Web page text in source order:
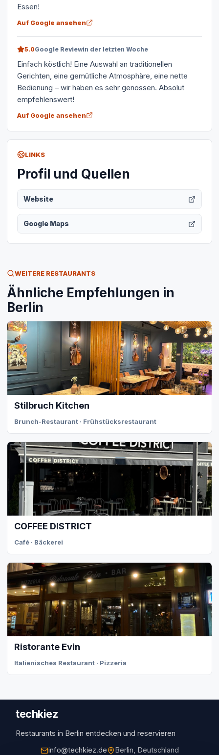
Essen!
Auf Google ansehen
5.0Google Reviewin der letzten Woche
Einfach köstlich! Eine Auswahl an traditionellen
Gerichten, eine gemütliche Atmosphäre, eine nette
Bedienung – wir haben es sehr genossen. Absolut
empfehlenswert!
Auf Google ansehen
LINKS
Profil und Quellen
Website
Google Maps
WEITERE RESTAURANTS
Ähnliche Empfehlungen in
Berlin
Stilbruch Kitchen
Brunch-Restaurant · Frühstücksrestaurant
COFFEE DISTRICT
Café · Bäckerei
Ristorante Evin
Italienisches Restaurant · Pizzeria
techkiez
Restaurants in Berlin entdecken und reservieren
info@techkiez.de
Berlin, Deutschland